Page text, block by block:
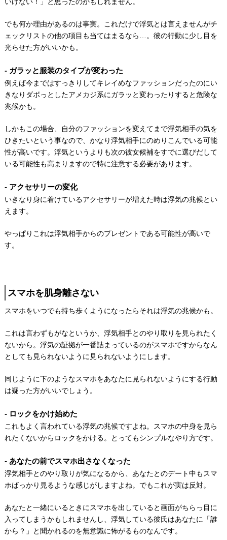
でも何か理由があるのは事実。これだけで浮気とは言えませんがチ
ェックリストの他の項目も当てはまるなら…。彼の行動に少し目を
光らせた方がいいかも。
ガラッと服装のタイプが変わった
例えば今まではすっきりしてキレイめなファッションだったのにい
きなりダボっとしたアメカジ系にガラッと変わったりすると危険な
兆候かも。
しかもこの場合、自分のファッションを変えてまで浮気相手の気を
ひきたいという事なので、かなり浮気相手にのめりこんでいる可能
性が高いです。浮気というよりも次の彼女候補をすでに選びだして
いる可能性も高まりますので特に注意する必要があります。
アクセサリーの変化
いきなり身に着けているアクセサリーが増えた時は浮気の兆候とい
えます。
やっぱりこれは浮気相手からのプレゼントである可能性が高いで
す。
スマホを肌身離さない
スマホをいつでも持ち歩くようになったらそれは浮気の兆候かも。
これは言わずもがなというか、浮気相手とのやり取りを見られたく
ないから。浮気の証拠が一番詰まっているのがスマホですからなん
としても見られないように見られないようにします。
同じように下のようなスマホをあなたに見られないようにする行動
は疑った方がいいでしょう。
ロックをかけ始めた
これもよく言われている浮気の兆候ですよね。スマホの中身を見ら
れたくないからロックをかける。とってもシンプルなやり方です。
あなたの前でスマホ出さなくなった
浮気相手とのやり取りが気になるから、あなたとのデート中もスマ
ホばっかり見るような感じがしますよね。でもこれが実は反対。
あなたと一緒にいるときにスマホを出していると画面がちらっ目に
入ってしまうかもしれませんし、浮気している彼氏はあなたに「誰
から？」と聞かれるのを無意識に怖がるものなんです。